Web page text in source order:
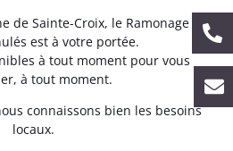
de Sainte-Croix, le Ramonage
est à votre portée.
à tout moment pour vous
à tout moment.
connaissons bien les besoins
locaux.